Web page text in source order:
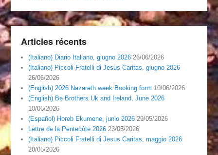
Articles récents
(Italiano) Diario Italiano, giugno 2026 26/06/2026
(Italiano) Piccoli Fratelli di Jesus Caritas, giugno 2026
26/06/2026
(English) 2026 Nazareth week Booking form 10/06/2026
(English) Be Brothers Uk and Ireland, June 2026
10/06/2026
(Español) Horeb Ekumene, junio 2026 29/05/2026
Lettre de la Pentecôte 2026 23/05/2026
(Italiano) Piccoli Fratelli di Jesus Caritas, maggio 2026
20/05/2026